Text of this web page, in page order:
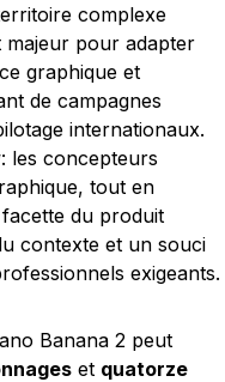
complexe
majeur pour adapter
graphique et
de campagnes
internationaux.
les concepteurs
tout en
du produit
contexte et un souci
exigeants.
Banana 2 peut
et quatorze